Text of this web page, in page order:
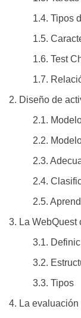
1.4. Tipos
1.5.
1.6. Test
1.7.
2. Diseño de
2.1.
2.2.
2.3.
2.4.
2.5.
3. La WebQuest
3.1.
3.2.
3.3. Tipos
4. La